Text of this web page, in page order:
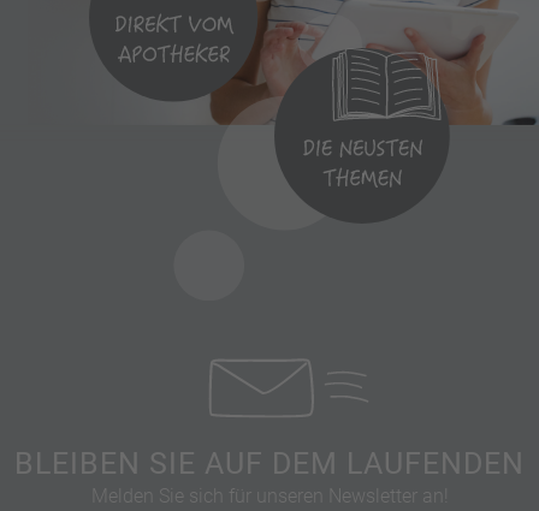
BLEIBEN SIE AUF DEM LAUFENDEN
Melden Sie sich für unseren Newsletter an!